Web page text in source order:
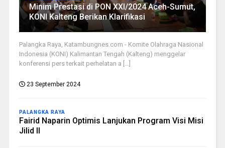
Minim Prestasi di PON XXI/2024 Aceh-Sumut,
KONI Kalteng Berikan Klarifikasi
Palangka Raya, Katambungnes.com - Komite Olahraga Nasional
Indonesia (KONI) Kalimantan Tengah (Kalteng) menggelar
konferensi pers terkait perhelatan a [...]
23 September 2024
PALANGKA RAYA
Fairid Naparin Optimis Lanjukan Program Visi Misi
Jilid II